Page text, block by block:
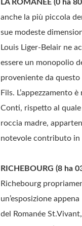
LA ROMANEE (0 ha
anche la più piccola
sue modeste
Louis Liger-Belair ne
essere un monopolio
proveniente da
Fils. L’appezzamento
Conti, rispetto al
roccia madre,
notevole contributo in
RICHEBOURG (8 ha
Richebourg
un’esposizione
del Romanée